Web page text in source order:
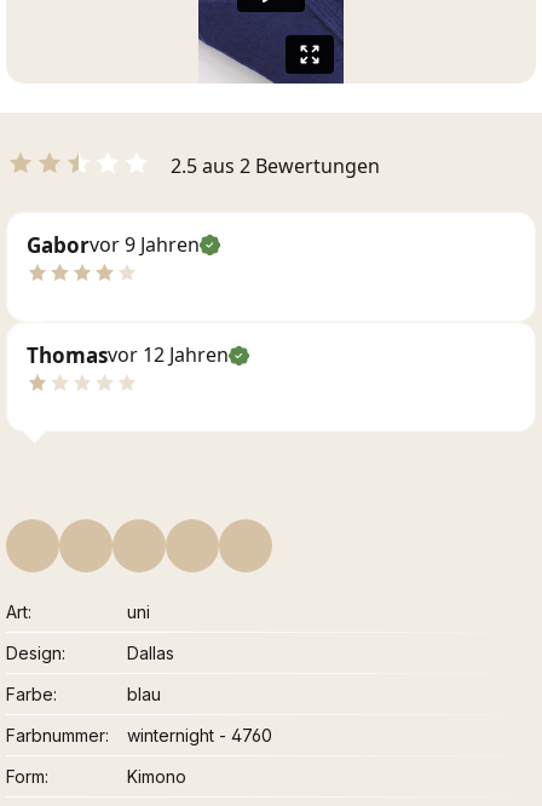
2.5 aus 2 Bewertungen
Gaborvor 9 Jahren
Thomasvor 12 Jahren
Art
uni
Design
Dallas
Farbe
blau
Farbnummer
winternight - 4760
Form
Kimono